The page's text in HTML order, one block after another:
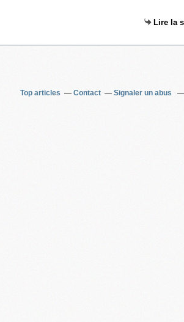
Lire la
Top articles Contact Signaler un abus